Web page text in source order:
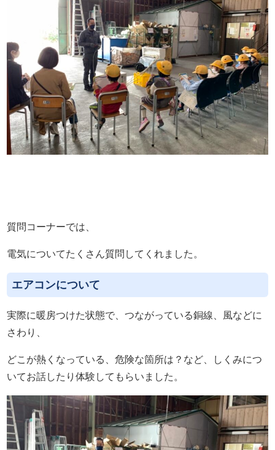
質問コーナーでは、
電気についてたくさん質問してくれました。
エアコンについて
実際に暖房つけた状態で、つながっている銅線、風などに
さわり、
どこが熱くなっている、危険な箇所は？など、しくみにつ
いてお話したり体験してもらいました。